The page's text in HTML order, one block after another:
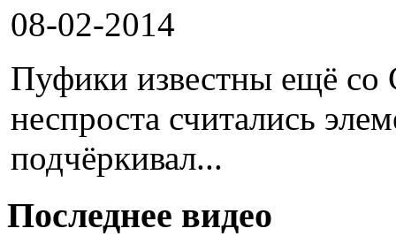
08-02-2014
Пуфики известны ещё со
неспроста считались
подчёркивал...
Последнее видео